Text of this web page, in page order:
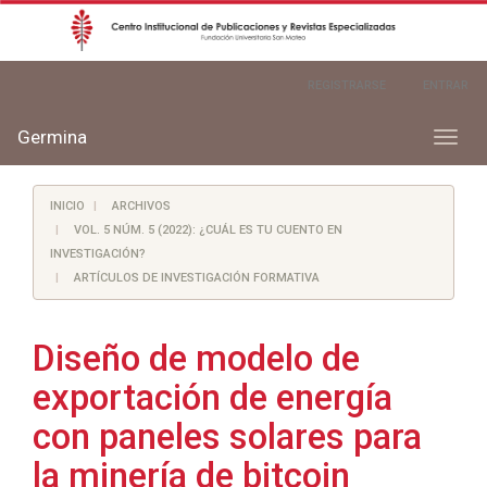
principal
Barra
lateral
Toggle
Germina
INICIO
ARCHIVOS
VOL. 5 NÚM. 5 (2022): ¿CUÁL ES TU CUENTO EN
INVESTIGACIÓN?
ARTÍCULOS DE INVESTIGACIÓN FORMATIVA
Diseño de modelo de
exportación de energía
con paneles solares para
la minería de bitcoin